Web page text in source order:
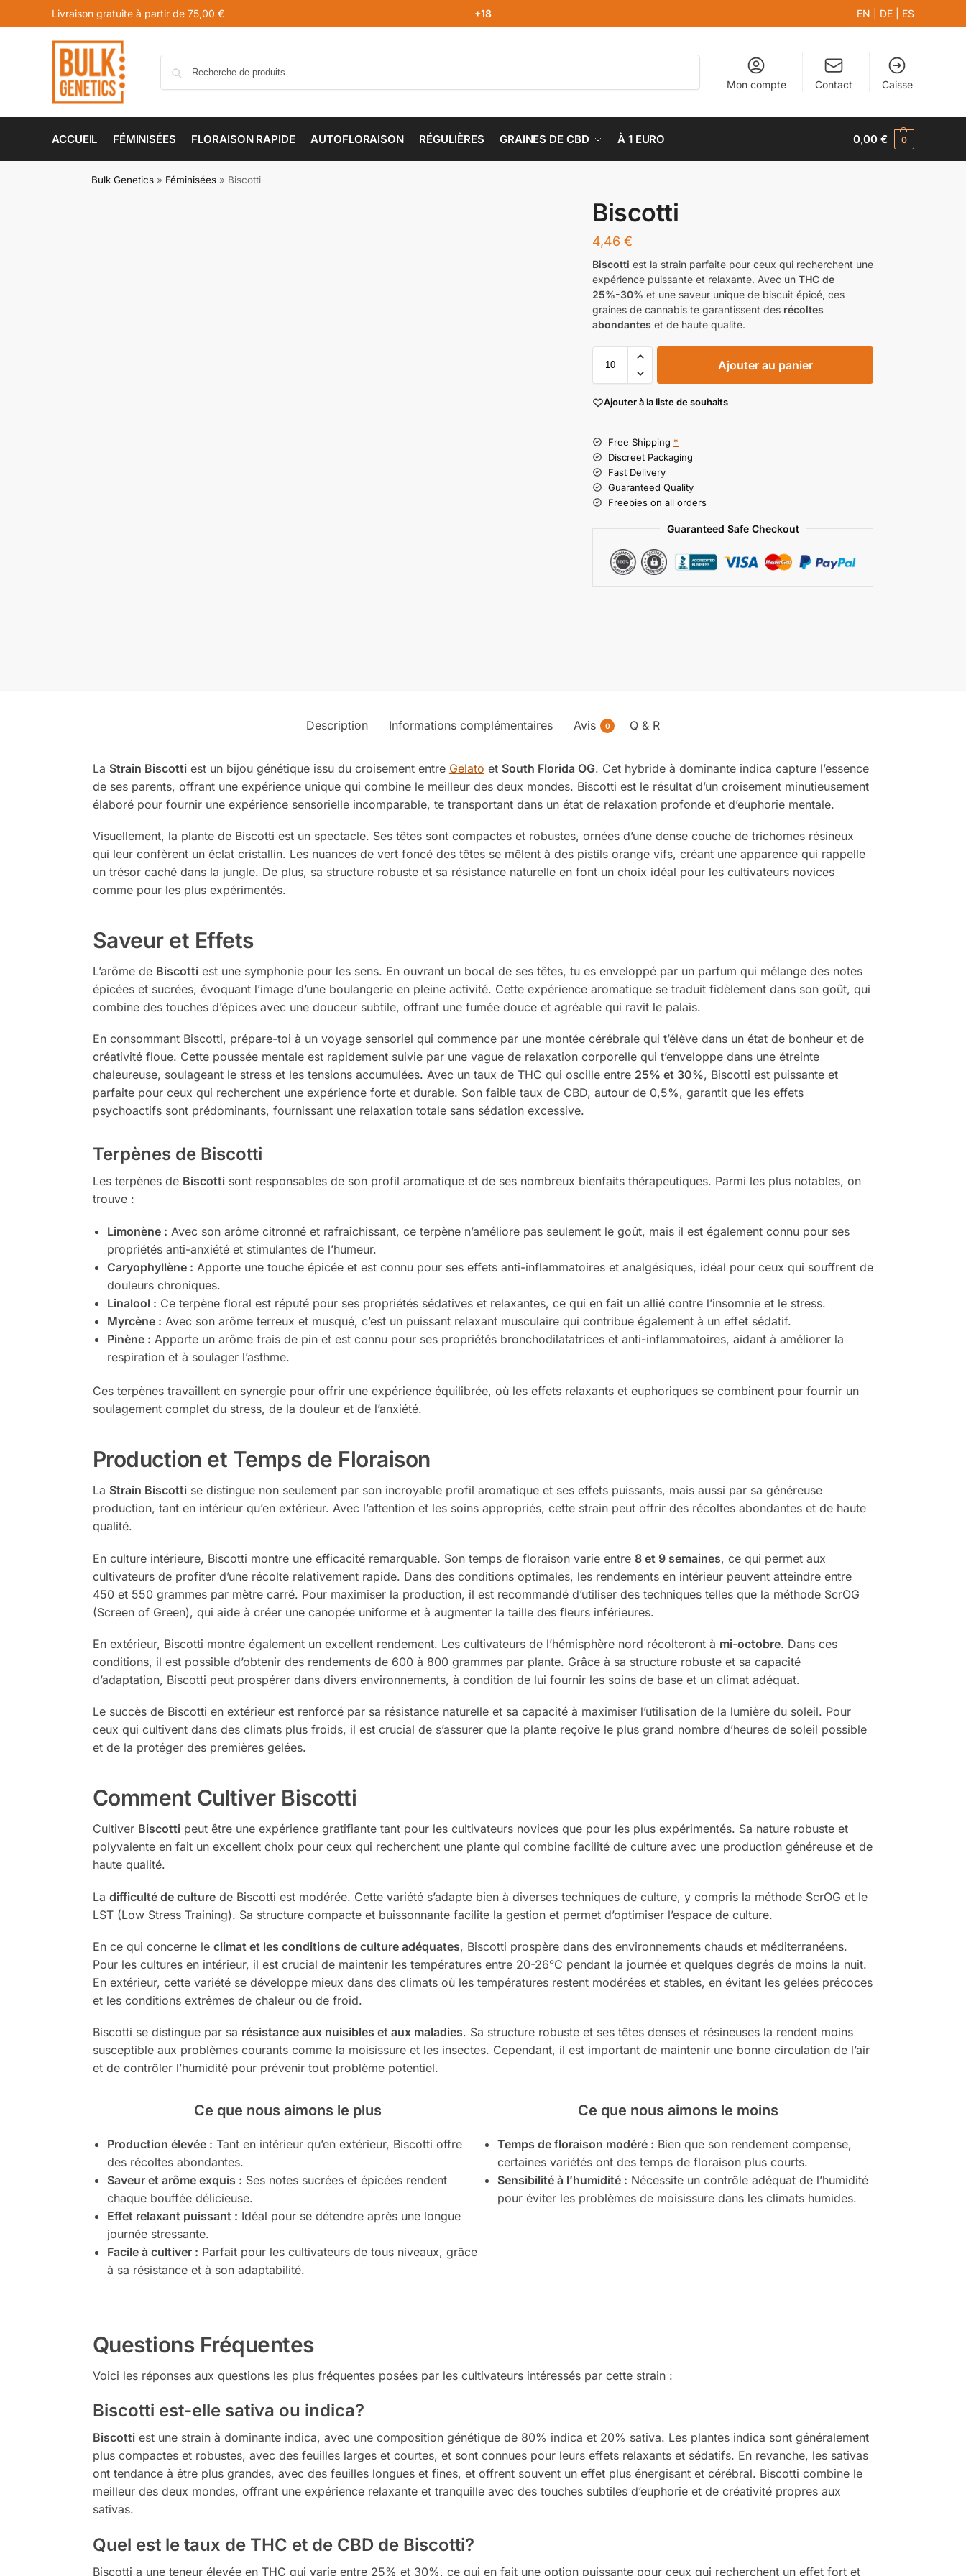
Livraison gratuite à partir de 75,00 € +18 EN DE ES
Mon compte Contact Caisse
ACCUEIL FÉMINISÉES FLORAISON RAPIDE AUTOFLORAISON RÉGULIÈRES GRAINES DE CBD À 1 EURO 0,00€ 0
Bulk Genetics » Féminisées » Biscotti
Biscotti
4,46€
Biscotti est la strain parfaite pour ceux qui recherchent une
expérience puissante et relaxante. Avec unTHC de
25%-30% et une saveur unique de biscuit épicé, ces
graines de cannabis te garantissent des récoltes
abondantes et de haute qualité.
Ajouter au panier
Ajouter à la liste de souhaits
Free Shipping *
Discreet Packaging
Fast Delivery
Guaranteed Quality
Freebies on all orders
Guaranteed Safe Checkout
Description Informations complémentaires Avis 0 Q & R
La Strain Biscottiest un bijou génétique issu du croisement entre Gelato et South Florida OG. Cet hybride à dominante indica capture l’essence
de ses parents, offrant une expérience unique qui combine le meilleur des deux mondes. Biscotti est le résultat d’un croisement minutieusement
élaboré pour fournir une expérience sensorielle incomparable, te transportant dans un état de relaxation profonde et d’euphorie mentale.
Visuellement, la plante de Biscotti est un spectacle. Ses têtes sont compactes et robustes, ornées d’une dense couche de trichomes résineux
qui leur confèrent un éclat cristallin. Les nuances de vert foncé des têtes se mêlent à des pistils orange vifs, créant une apparence qui rappelle
un trésor caché dans la jungle. De plus, sa structure robuste et sa résistance naturelle en font un choix idéal pour les cultivateurs novices
comme pour les plus expérimentés.
Saveur et Effets
L’arôme de Biscottiest une symphonie pour les sens. En ouvrant un bocal de ses têtes, tu es enveloppé par un parfum qui mélange des notes
épicées et sucrées, évoquant l’image d’une boulangerie en pleine activité. Cette expérience aromatique se traduit fidèlement dans son goût, qui
combine des touches d’épices avec une douceur subtile, offrant une fumée douce et agréable qui ravit le palais.
En consommant Biscotti, prépare-toi à un voyage sensoriel qui commence par une montée cérébrale qui t’élève dans un état de bonheur et de
créativité floue. Cette poussée mentale est rapidement suivie par une vague de relaxation corporelle qui t’enveloppe dans une étreinte
chaleureuse, soulageant le stress et les tensions accumulées. Avec un taux de THC qui oscille entre 25% et 30%, Biscotti est puissante et
parfaite pour ceux qui recherchent une expérience forte et durable. Son faible taux de CBD, autour de 0,5%, garantit que les effets
psychoactifs sont prédominants, fournissant une relaxation totale sans sédation excessive.
Terpènes de Biscotti
Les terpènes de Biscottisont responsables de son profil aromatique et de ses nombreux bienfaits thérapeutiques. Parmi les plus notables, on
trouve :
Limonène : Avec son arôme citronné et rafraîchissant, ce terpène n’améliore pas seulement le goût, mais il est également connu pour ses
propriétés anti-anxiété et stimulantes de l’humeur.
Caryophyllène : Apporte une touche épicée et est connu pour ses effets anti-inflammatoires et analgésiques, idéal pour ceux qui souffrent de
douleurs chroniques.
Linalool : Ce terpène floral est réputé pour ses propriétés sédatives et relaxantes, ce qui en fait un allié contre l’insomnie et le stress.
Myrcène : Avec son arôme terreux et musqué, c’est un puissant relaxant musculaire qui contribue également à un effet sédatif.
Pinène : Apporte un arôme frais de pin et est connu pour ses propriétés bronchodilatatrices et anti-inflammatoires, aidant à améliorer la
respiration et à soulager l’asthme.
Ces terpènes travaillent en synergie pour offrir une expérience équilibrée, où les effets relaxants et euphoriques se combinent pour fournir un
soulagement complet du stress, de la douleur et de l’anxiété.
Production et Temps de Floraison
La Strain Biscottise distingue non seulement par son incroyable profil aromatique et ses effets puissants, mais aussi par sa généreuse
production, tant en intérieur qu’en extérieur. Avec l’attention et les soins appropriés, cette strain peut offrir des récoltes abondantes et de haute
qualité.
En culture intérieure, Biscotti montre une efficacité remarquable. Son temps de floraison varie entre 8 et 9 semaines, ce qui permet aux
cultivateurs de profiter d’une récolte relativement rapide. Dans des conditions optimales, les rendements en intérieur peuvent atteindre entre
450 et 550 grammes par mètre carré. Pour maximiser la production, il est recommandé d’utiliser des techniques telles que la méthode ScrOG
(Screen of Green), qui aide à créer une canopée uniforme et à augmenter la taille des fleurs inférieures.
En extérieur, Biscotti montre également un excellent rendement. Les cultivateurs de l’hémisphère nord récolteront à mi-octobre. Dans ces
conditions, il est possible d’obtenir des rendements de 600 à 800 grammes par plante. Grâce à sa structure robuste et sa capacité
d’adaptation, Biscotti peut prospérer dans divers environnements, à condition de lui fournir les soins de base et un climat adéquat.
Le succès de Biscotti en extérieur est renforcé par sa résistance naturelle et sa capacité à maximiser l’utilisation de la lumière du soleil. Pour
ceux qui cultivent dans des climats plus froids, il est crucial de s’assurer que la plante reçoive le plus grand nombre d’heures de soleil possible
et de la protéger des premières gelées.
Comment Cultiver Biscotti
Cultiver Biscottipeut être une expérience gratifiante tant pour les cultivateurs novices que pour les plus expérimentés. Sa nature robuste et
polyvalente en fait un excellent choix pour ceux qui recherchent une plante qui combine facilité de culture avec une production généreuse et de
haute qualité.
La difficulté de culturede Biscotti est modérée. Cette variété s’adapte bien à diverses techniques de culture, y compris la méthode ScrOG et le
LST (Low Stress Training). Sa structure compacte et buissonnante facilite la gestion et permet d’optimiser l’espace de culture.
En ce qui concerne le climat et les conditions de culture adéquates, Biscotti prospère dans des environnements chauds et méditerranéens.
Pour les cultures en intérieur, il est crucial de maintenir les températures entre 20-26°C pendant la journée et quelques degrés de moins la nuit.
En extérieur, cette variété se développe mieux dans des climats où les températures restent modérées et stables, en évitant les gelées précoces
et les conditions extrêmes de chaleur ou de froid.
Biscotti se distingue par sa résistance aux nuisibles et aux maladies. Sa structure robuste et ses têtes denses et résineuses la rendent moins
susceptible aux problèmes courants comme la moisissure et les insectes. Cependant, il est important de maintenir une bonne circulation de l’air
et de contrôler l’humidité pour prévenir tout problème potentiel.
Ce que nous aimons le plus
Production élevée : Tant en intérieur qu’en extérieur, Biscotti offre
des récoltes abondantes.
Saveur et arôme exquis : Ses notes sucrées et épicées rendent
chaque bouffée délicieuse.
Effet relaxant puissant : Idéal pour se détendre après une longue
journée stressante.
Facile à cultiver : Parfait pour les cultivateurs de tous niveaux, grâce
à sa résistance et à son adaptabilité.
Ce que nous aimons le moins
Temps de floraison modéré : Bien que son rendement compense,
certaines variétés ont des temps de floraison plus courts.
Sensibilité à l’humidité : Nécessite un contrôle adéquat de l’humidité
pour éviter les problèmes de moisissure dans les climats humides.
Questions Fréquentes
Voici les réponses aux questions les plus fréquentes posées par les cultivateurs intéressés par cette strain :
Biscotti est-elle sativa ou indica?
Biscottiest une strain à dominante indica, avec une composition génétique de 80% indica et 20% sativa. Les plantes indica sont généralement
plus compactes et robustes, avec des feuilles larges et courtes, et sont connues pour leurs effets relaxants et sédatifs. En revanche, les sativas
ont tendance à être plus grandes, avec des feuilles longues et fines, et offrent souvent un effet plus énergisant et cérébral. Biscotti combine le
meilleur des deux mondes, offrant une expérience relaxante et tranquille avec des touches subtiles d’euphorie et de créativité propres aux
sativas.
Quel est le taux de THC et de CBD de Biscotti?
Biscotti a une teneur élevée en THC qui varie entre 25% et 30%, ce qui en fait une option puissante pour ceux qui recherchent un effet fort et